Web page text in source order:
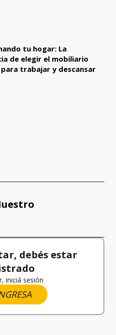
tu hogar: La
de elegir el mobiliario
trabajar y descansar
debés estar
iniciá sesión